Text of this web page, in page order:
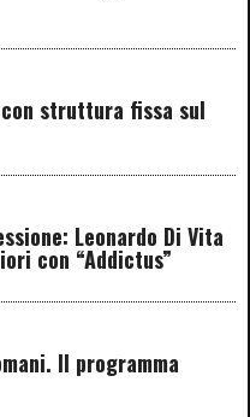
struttura fissa sul
Leonardo Di Vita
con “Addictus”
Il programma